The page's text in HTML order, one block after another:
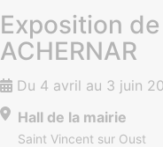
Exposition
ACHERNAR
Du 4 avril au 3 juin
Hall de la mairie
Saint Vincent sur Oust